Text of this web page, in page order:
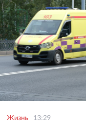
Жизнь 13:29